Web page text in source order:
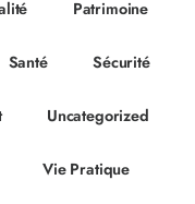
Patrimoine
Santé Sécurité
Uncategorized
Vie Pratique